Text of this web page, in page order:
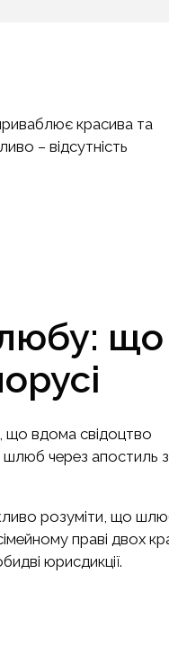
красива та
– відсутність
що
що вдома свідоцтво
шлюб через апостиль з
розуміти, що
праві двох
юрисдикції.